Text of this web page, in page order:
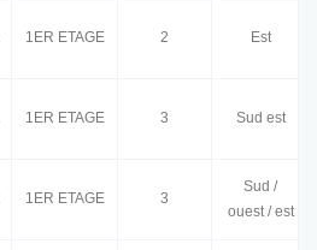
1ER ETAGE 2 Est
1ER ETAGE 3 Sud est
1ER ETAGE 3
Sud /
ouest / est